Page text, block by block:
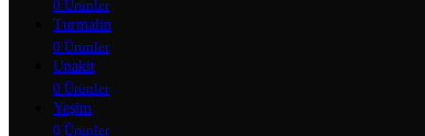
0 Ürünler
Turmalin
0 Ürünler
Unakit
0 Ürünler
Yeşim
0 Ürünler